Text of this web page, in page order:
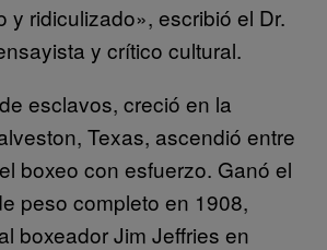
y ridiculizado», escribió el Dr.
y crítico cultural.
esclavos, creció en la
Texas, ascendió entre
boxeo con esfuerzo. Ganó el
peso completo en 1908,
boxeador Jim Jeffries en